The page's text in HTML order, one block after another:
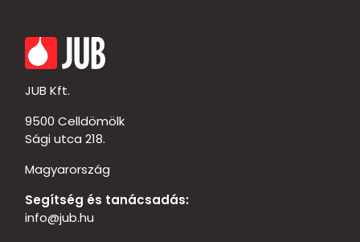
JUB Kft.
9500 Celldömölk
Sági utca 218.
Magyarország
Segítség és tanácsadás:
info@jub.hu